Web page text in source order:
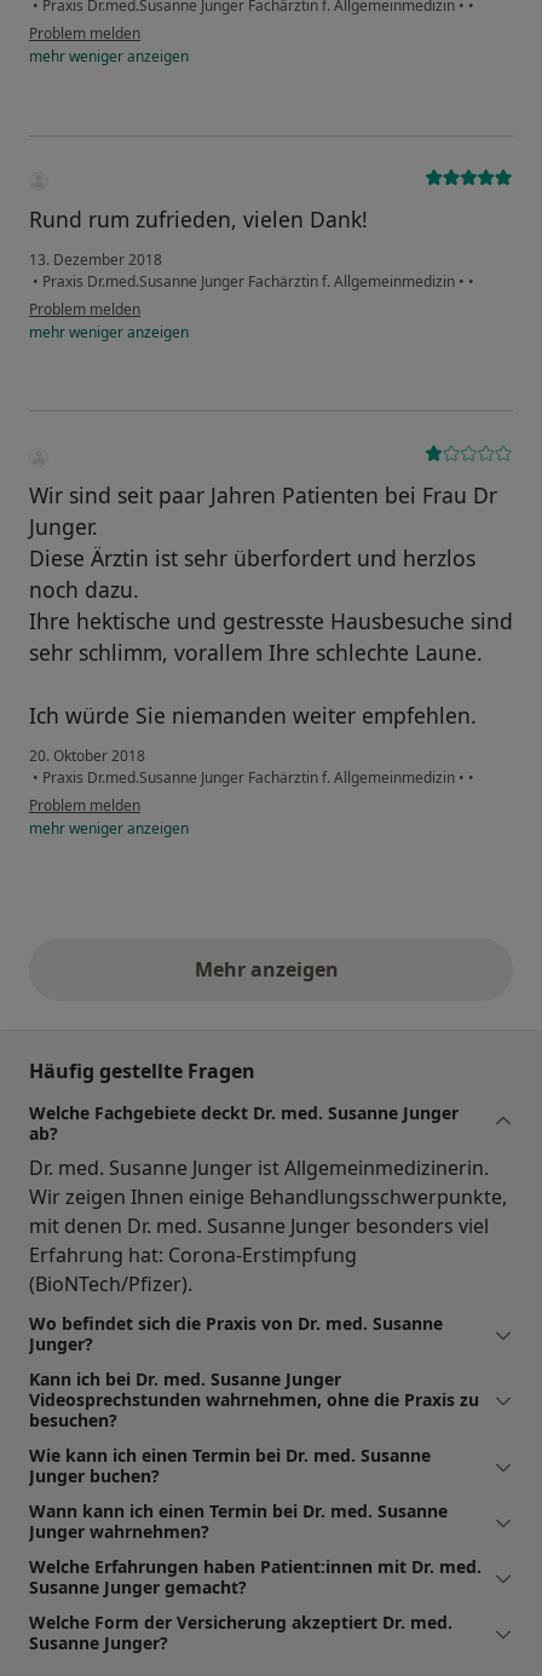
• Praxis Dr.med.Susanne Junger Fachärztin f. Allgemeinmedizin • •
Problem melden
mehrwenigeranzeigen
Rund rum zufrieden, vielen Dank!
13. Dezember 2018
• Praxis Dr.med.Susanne Junger Fachärztin f. Allgemeinmedizin • •
Problem melden
mehrwenigeranzeigen
Wir sind seit paar Jahren Patienten bei Frau Dr
Junger.
Diese Ärztin ist sehr überfordert und herzlos
noch dazu.
Ihre hektische und gestresste Hausbesuche sind
sehr schlimm, vorallem Ihre schlechte Laune.
Ich würde Sie niemanden weiter empfehlen.
20. Oktober 2018
• Praxis Dr.med.Susanne Junger Fachärztin f. Allgemeinmedizin • •
Problem melden
mehrwenigeranzeigen
Mehr anzeigenobige Stellungnahmen
Häufig gestellte Fragen
Welche Fachgebiete deckt Dr. med. Susanne Junger
ab?
Dr. med. Susanne Junger ist Allgemeinmedizinerin.
Wir zeigen Ihnen einige Behandlungsschwerpunkte,
mit denen Dr. med. Susanne Junger besonders viel
Erfahrung hat: Corona-Erstimpfung
(BioNTech/Pfizer).
Wo befindet sich die Praxis von Dr. med. Susanne
Junger?
Kann ich bei Dr. med. Susanne Junger
Videosprechstunden wahrnehmen, ohne die Praxis zu
besuchen?
Wie kann ich einen Termin bei Dr. med. Susanne
Junger buchen?
Wann kann ich einen Termin bei Dr. med. Susanne
Junger wahrnehmen?
Welche Erfahrungen haben Patient:innen mit Dr. med.
Susanne Junger gemacht?
Welche Form der Versicherung akzeptiert Dr. med.
Susanne Junger?